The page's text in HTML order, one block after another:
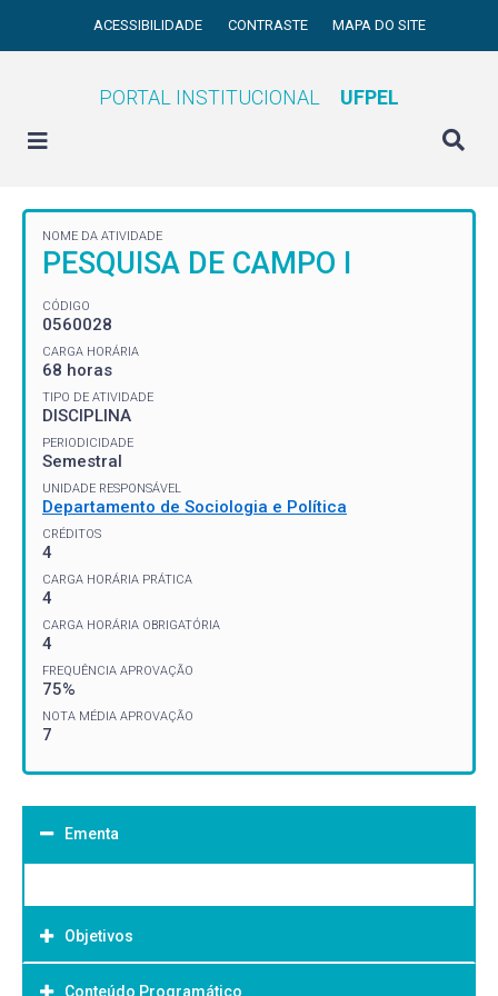
ACESSIBILIDADE CONTRASTE MAPA DO SITE
PORTAL INSTITUCIONAL UFPEL
NOME DA ATIVIDADE
PESQUISA DE CAMPO I
CÓDIGO
0560028
CARGA HORÁRIA
68 horas
TIPO DE ATIVIDADE
DISCIPLINA
PERIODICIDADE
Semestral
UNIDADE RESPONSÁVEL
Departamento de Sociologia e Política
CRÉDITOS
4
CARGA HORÁRIA PRÁTICA
4
CARGA HORÁRIA OBRIGATÓRIA
4
FREQUÊNCIA APROVAÇÃO
75%
NOTA MÉDIA APROVAÇÃO
7
Ementa
Objetivos
Conteúdo Programático